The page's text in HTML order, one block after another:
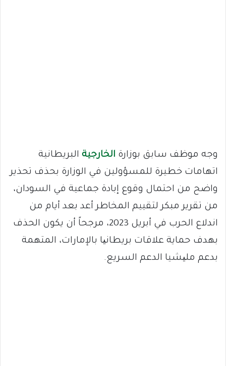
وجه موظف سابق بوزارة الخارجية البريطانية
اتهامات خطيرة للمسؤولين في الوزارة بحذف تحذير
واضح من احتمال وقوع إبادة جماعية في السودان،
من تقرير مبكر لتقييم المخاطر أعد بعد أيام من
اندلاع الحرب في أبريل 2023، مرجحاً أن يكون الحذف
بهدف حماية علاقات بريطانیا بالإمارات، المتهمة
بدعم ملیشيا الدعم السريع.